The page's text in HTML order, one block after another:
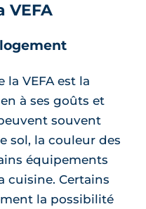
VEFA
la VEFA est la
à ses goûts et
souvent
sol, la couleur des
équipements
cuisine. Certains
la possibilité